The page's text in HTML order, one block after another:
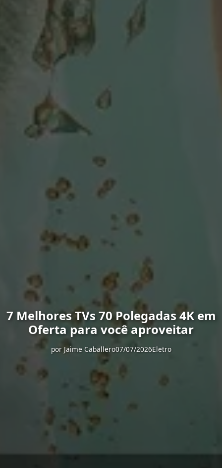
7 Melhores TVs 70 Polegadas 4K em
Oferta para você aproveitar
por Jaime Caballero07/07/2026Eletro